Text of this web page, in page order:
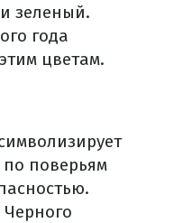
зеленый.
года
цветам.
поверьям
Черного